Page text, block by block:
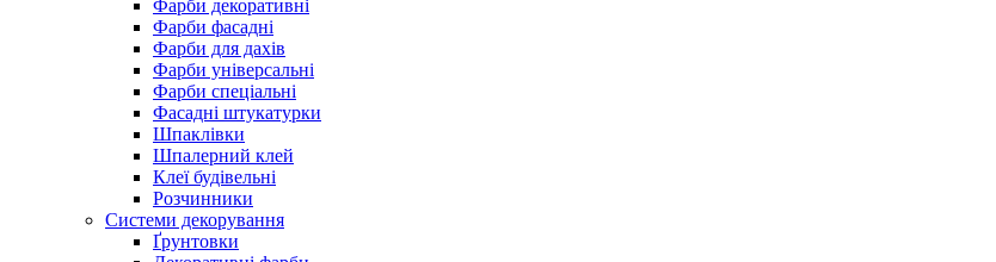
Фарби декоративні
Фарби фасадні
Фарби для дахів
Фарби універсальні
Фарби спеціальні
Фасадні штукатурки
Шпаклівки
Шпалерний клей
Клеї будівельні
Розчинники
Системи декорування
Ґрунтовки